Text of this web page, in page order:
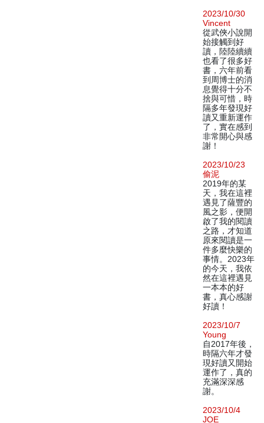
2023/10/30
Vincent
從武俠小說開
始接觸到好
讀，陸陸續續
也看了很多好
書，六年前看
到周博士的消
息覺得十分不
捨與可惜，時
隔多年發現好
讀又重新運作
了，實在感到
非常開心與感
謝！
2023/10/23
偷泥
2019年的某
天，我在這裡
遇見了薩豐的
風之影，便開
啟了我的閱讀
之路，才知道
原來閱讀是一
件多麼快樂的
事情。2023年
的今天，我依
然在這裡遇見
一本本的好
書，真心感謝
好讀！
2023/10/7
Young
自2017年後，
時隔六年才發
現好讀又開始
運作了，真的
充滿深深感
謝。
2023/10/4
JOE